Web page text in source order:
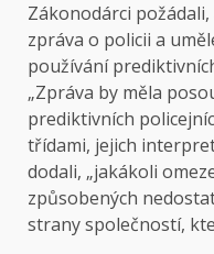
Zákonodárci
zpráva o policii a
používání
„Zpráva by měla
prediktivních
třídami, jejich
dodali, „jakákoli
způsobených
strany společností,